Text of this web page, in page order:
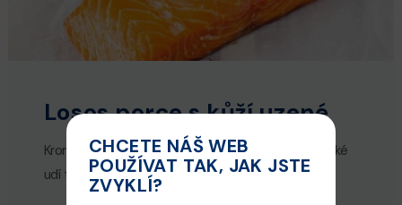
Losos porce s kůží uzené
Kromě lososa uzeného za studena pro Vás Diana také
udí teplým kouřem lososové porce s kůží.
CHCETE NÁŠ WEB
POUŽÍVAT TAK, JAK JSTE
ZVYKLÍ?